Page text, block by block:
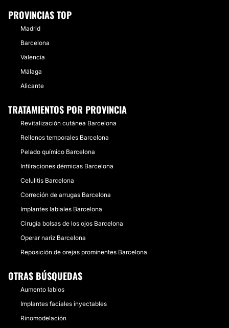
PROVINCIAS TOP
Madrid
Barcelona
Valencia
Málaga
Alicante
TRATAMIENTOS POR PROVINCIA
Revitalización cutánea Barcelona
Rellenos temporales Barcelona
Pelado químico Barcelona
Infilraciones dérmicas Barcelona
Celulitis Barcelona
Correción de arrugas Barcelona
Implantes labiales Barcelona
Cirugía bolsas de los ojos Barcelona
Operar nariz Barcelona
Reposición de orejas prominentes Barcelona
OTRAS BÚSQUEDAS
Aumento labios
Implantes faciales inyectables
Rinomodelación